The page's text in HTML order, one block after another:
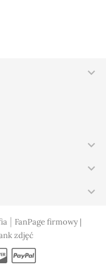




| FanPage firmowy |
zdjęć